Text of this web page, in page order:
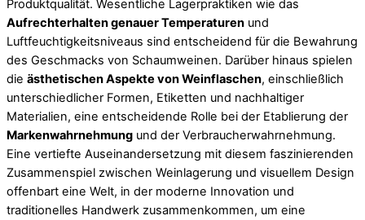
Produktqualität. Wesentliche Lagerpraktiken wie das
Aufrechterhalten genauer Temperaturen und
Luftfeuchtigkeitsniveaus sind entscheidend für die Bewahrung
des Geschmacks von Schaumweinen. Darüber hinaus spielen
die ästhetischen Aspekte von Weinflaschen, einschließlich
unterschiedlicher Formen, Etiketten und nachhaltiger
Materialien, eine entscheidende Rolle bei der Etablierung der
Markenwahrnehmung und der Verbraucherwahrnehmung.
Eine vertiefte Auseinandersetzung mit diesem faszinierenden
Zusammenspiel zwischen Weinlagerung und visuellem Design
offenbart eine Welt, in der moderne Innovation und
traditionelles Handwerk zusammenkommen, um eine